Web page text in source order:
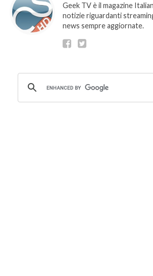
Geek TV è il magazine
notizie riguardanti
news sempre aggiornate.